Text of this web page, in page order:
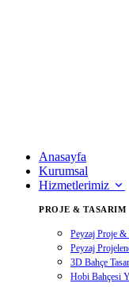
Anasayfa
Kurumsal
Hizmetlerimiz
PROJE & TASARIM
Peyzaj Proje
Peyzaj
3D Bahçe
Hobi Bahçesi